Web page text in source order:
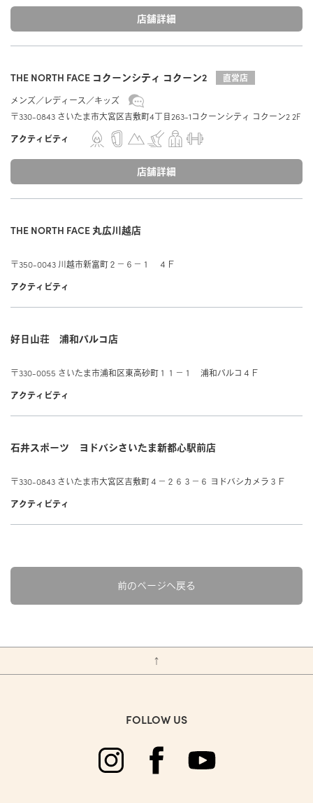
アンダーウェア/タイツ
BLOG
ブログ
HOW TO CARE
REPAIR
店舗詳細
THE NORTH FACE コクーンシティ コクーン2
直営店
メンズ
レディース
キッズ
〒330-0843 さいたま市大宮区吉敷町4丁目263-1コクーンシティ コクーン2 2F
アクティビティ
店舗詳細
THE NORTH FACE 丸広川越店
〒350-0043 川越市新富町２－６－１ ４Ｆ
アクティビティ
好日山荘 浦和パルコ店
〒330-0055 さいたま市浦和区東高砂町１１－１ 浦和パルコ４Ｆ
アクティビティ
石井スポーツ ヨドバシさいたま新都心駅前店
〒330-0843 さいたま市大宮区吉敷町４－２６３－６ ヨドバシカメラ３Ｆ
アクティビティ
前のページへ戻る
↑
FOLLOW US